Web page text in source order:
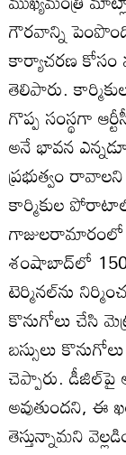
గౌరవాన్ని
కార్యాచరణ కోసం
తెలిపారు.
గొప్ప సంస్థగా
అనే భావన ఎన్నడూ
ప్రభుత్వం రావాలని
కార్మికుల
గాజులరామారంలో
శంషాబాద్‌లో
టెర్మినల్‌ను
కొనుగోలు చేసి
బస్సులు
చెప్పారు. డీజిల్‌పై
అవుతుందని, ఈ
తెస్తున్నామని